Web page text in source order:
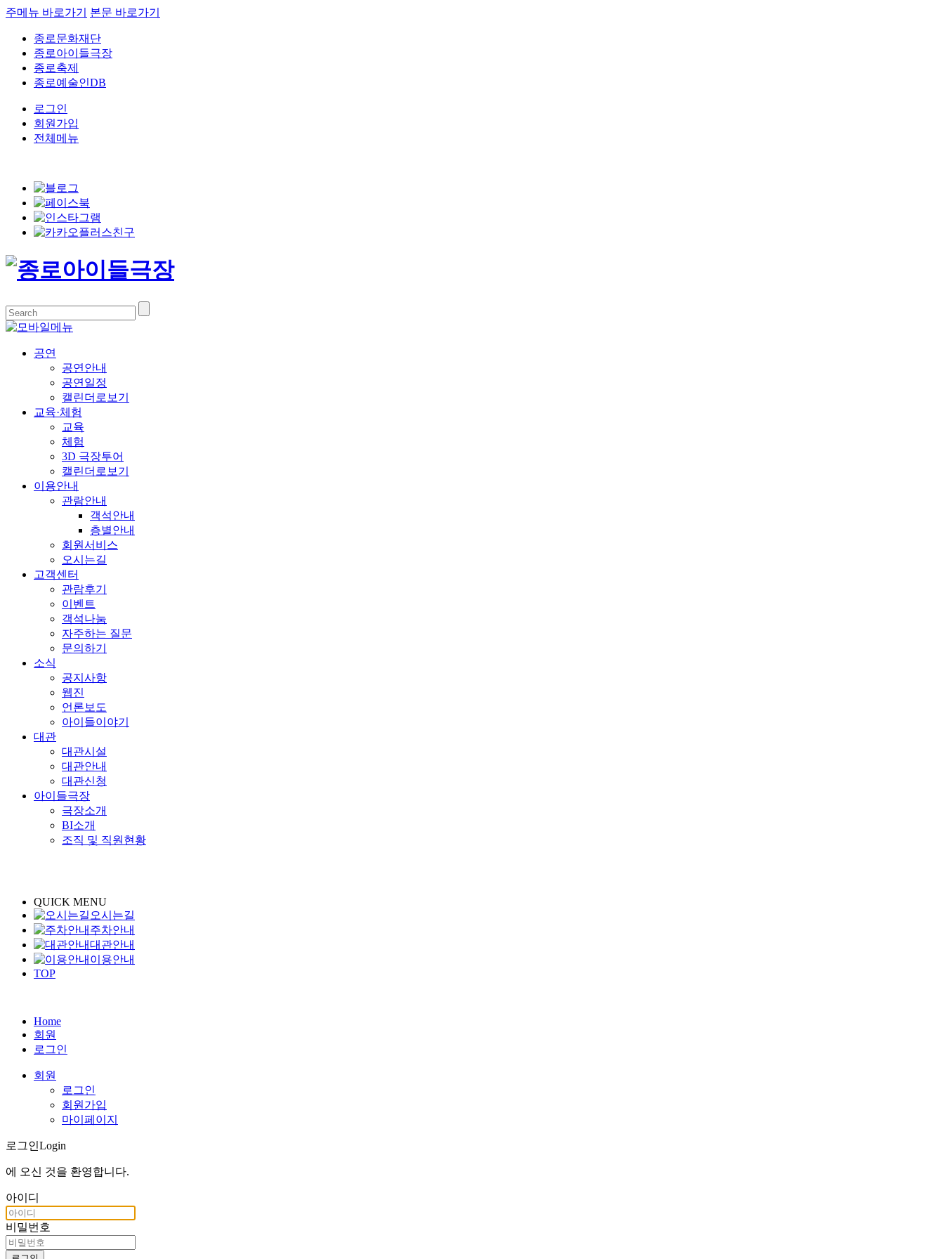
주메뉴 바로가기 본문 바로가기
종로문화재단
종로아이들극장
종로축제
종로예술인DB
로그인
회원가입
전체메뉴
공연
공연안내
공연일정
캘린더로보기
교육·체험
교육
체험
3D 극장투어
캘린더로보기
이용안내
관람안내
객석안내
층별안내
회원서비스
오시는길
고객센터
관람후기
이벤트
객석나눔
자주하는 질문
문의하기
소식
공지사항
웹진
언론보도
아이들이야기
대관
대관시설
대관안내
대관신청
아이들극장
극장소개
BI소개
조직 및 직원현황
QUICK MENU
오시는길
주차안내
대관안내
이용안내
TOP
Home
회원
로그인
회원
로그인
회원가입
마이페이지
로그인Login
에 오신 것을 환영합니다.
아이디
비밀번호